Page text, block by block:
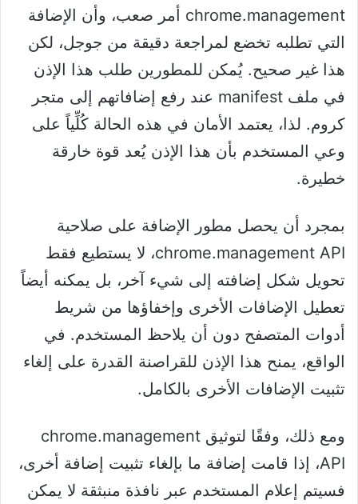
chrome.management أمر صعب، وأن الإضافة
التي تطلبه تخضع لمراجعة دقيقة من جوجل، لكن
هذا غير صحيح. يُمكن للمطورين طلب هذا الإذن
في ملف manifest عند رفع إضافاتهم إلى متجر
كروم. لذا، يعتمد الأمان في هذه الحالة كُلِّياً على
وعي المستخدم بأن هذا الإذن يُعد قوة خارقة
خطيرة.
بمجرد أن يحصل مطور الإضافة على صلاحية
chrome.management API، لا يستطيع فقط
تحويل شكل إضافته إلى شيء آخر، بل يمكنه أيضاً
تعطيل الإضافات الأخرى وإخفاؤها من شريط
أدوات المتصفح دون أن يلاحظ المستخدم. في
الواقع، يمنح هذا الإذن للقراصنة القدرة على إلغاء
تثبيت الإضافات الأخرى بالكامل.
ومع ذلك، وفقًا لتوثيق chrome.management
API، إذا قامت إضافة ما بإلغاء تثبيت إضافة أخرى،
فسيتم إعلام المستخدم عبر نافذة منبثقة لا يمكن